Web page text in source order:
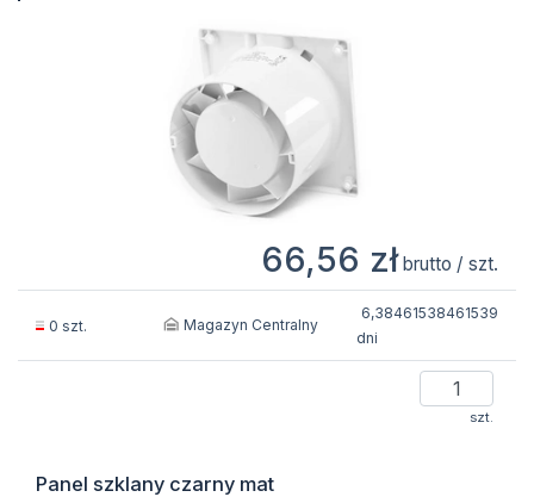
66,56 zł brutto / szt.
0 szt. Magazyn Centralny
6,38461538461539
dni
szt.
Panel szklany czarny mat